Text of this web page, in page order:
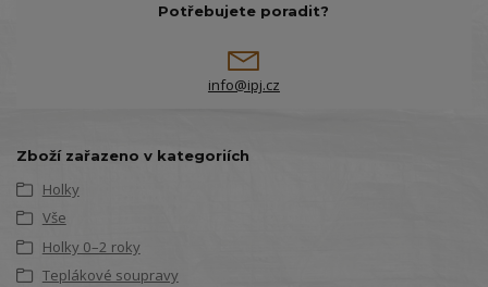
Potřebujete poradit?
info@ipj.cz
Zboží zařazeno v kategoriích
Holky
Vše
Holky 0–2 roky
Teplákové soupravy